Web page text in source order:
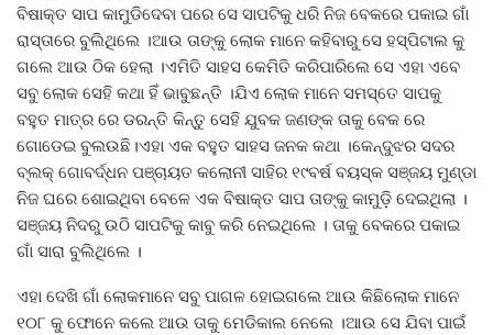
ବିଷାକ୍ତ ସାପ କାମୁଡିଦେବା ପରେ ସେ ସାପଟିକୁ ଧରି ନିଜ ବେକରେ ପକାଇ ଗାଁ
ରାସ୍ତାରେ ବୁଲିଥିଲେ ।ଆଉ ତାଙ୍କୁ ଲୋକ ମାନେ କହିବାରୁ ସେ ହସ୍ପିଟାଲ କୁ
ଗଲେ ଆଉ ଠିକ ହେଲା ।ଏମିତି ସାହସ କେମିତି କରିପାରିଲେ ସେ ଏହା ଏବେ
ସବୁ ଲୋକ ସେହି କଥା ହିଁ ଭାବୁଛନ୍ତି ।ଯିଏ ଲୋକ ମାନେ ସମସ୍ତେ ସାପକୁ
ବହୁତ ମାତ୍ର ରେ ଡରନ୍ତି କିନ୍ତୁ ସେହି ଯୁବକ ଜଣଙ୍କ ତାକୁ ବେକ ରେ
ଗୋଡେଇ ବୁଲଉଛି।ଏହା ଏକ ବହୁତ ସାହସ ଜନକ କଥା ।କେନ୍ଦୁଝର ସଦର
ବ୍ଲକ୍ ଗୋବର୍ଦ୍ଧନ ପଞ୍ଚାୟତ କଲୋନୀ ସାହିର ୧୯ବର୍ଷ ବୟସ୍କ ସଞ୍ଜୟ ମୁଣ୍ଡା
ନିଜ ଘରେ ଶୋଇଥିବା ବେଳେ ଏକ ବିଷାକ୍ତ ସାପ ତାଙ୍କୁ କାମୁଡ଼ି ଦେଇଥିଲା ।
ସଞ୍ଜୟ ନିଦରୁ ଉଠି ସାପଟିକୁ କାବୁ କରି ନେଇଥିଲେ । ତାକୁ ବେକରେ ପକାଇ
ଗାଁ ସାରା ବୁଲିଥିଲେ ।
ଏହା ଦେଖି ଗାଁ ଲୋକମାନେ ସବୁ ପାଗଳ ହୋଇଗଲେ ଆଉ କିଛିଲୋକ ମାନେ
୧୦୮ କୁ ଫୋନେ କଲେ ଆଉ ତାକୁ ମେଡିକାଲ ନେଲେ ।ଆଉ ସେ ଯିବା ପାଇଁ